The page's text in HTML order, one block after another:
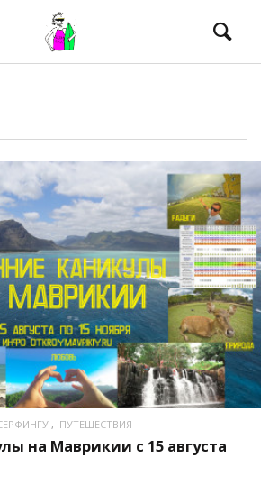
ПОСМОТРЕТЬ
ПУТЕШЕСТВИЯ
на Маврикии с 15 августа